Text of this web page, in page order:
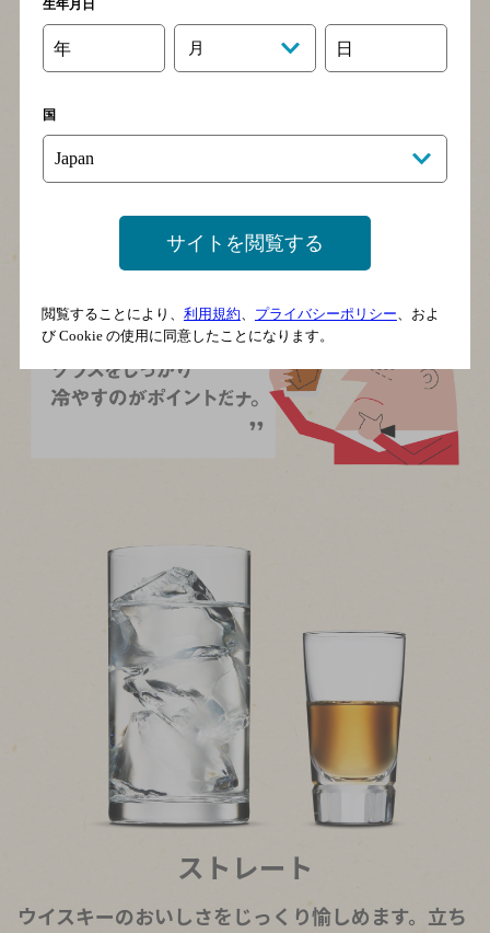
ロック
ましょう。ひとくち飲むごとに氷とグラスが奏で
る、軽やかな音をお愉しみください。
ストレート
ウイスキーのおいしさをじっくり愉しめます。立ち
生年月日
年 月 日
国
サイトを閲覧する
閲覧することにより、 利用規約、 プライバシーポリシー、およ
び Cookie の使用に同意したことになります。